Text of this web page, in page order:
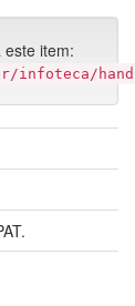
item:
infoteca/